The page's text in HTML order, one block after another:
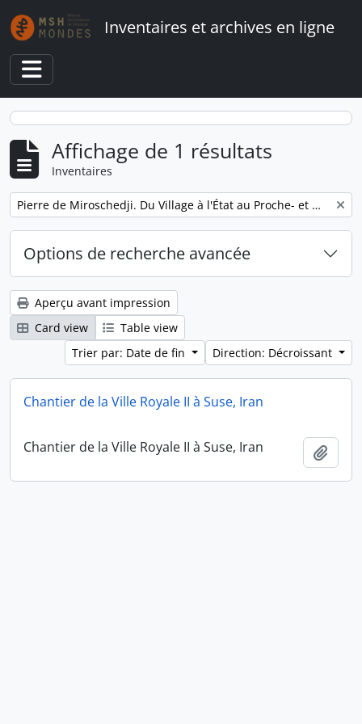
Skip to main content
Inventaires et archives en ligne
Toggle navigation
Affichage de 1 résultats
Inventaires
Remove filter: Pierre de Miroschedji. Du Village à l'État au Proche- et Moyen-Orient
Options de recherche avancée
Aperçu avant impression
Card view
Table view
Trier par: Date de fin
Direction: Décroissant
Chantier de la Ville Royale II à Suse, Iran
Chantier de la Ville Royale II à Suse, Iran